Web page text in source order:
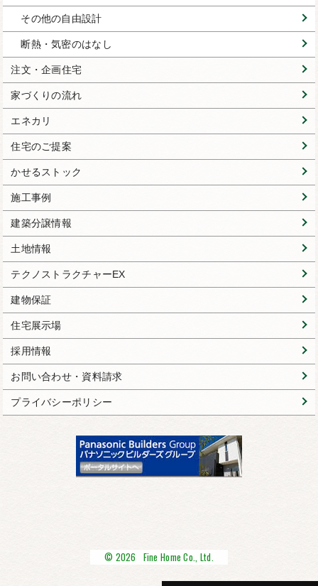
その他の自由設計
断熱・気密のはなし
注文・企画住宅
家づくりの流れ
エネカリ
住宅のご提案
かせるストック
施工事例
建築分譲情報
土地情報
テクノストラクチャーEX
建物保証
住宅展示場
採用情報
お問い合わせ・資料請求
プライバシーポリシー
© 2026 Fine Home Co., Ltd.